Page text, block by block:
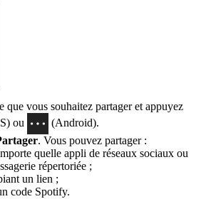
que vous souhaitez partager et appuyez
ou
(Android).
. Vous pouvez partager :
quelle appli de réseaux sociaux ou
répertoriée ;
un lien ;
code Spotify.